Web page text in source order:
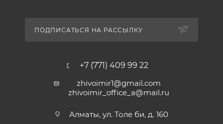
ПОДПИСАТЬСЯ НА РАССЫЛКУ
+7 (771) 409 99 22
zhivoimir1@gmail.com
zhivoimir_office_a@mail.ru
Алматы, ул. Толе би, д. 160